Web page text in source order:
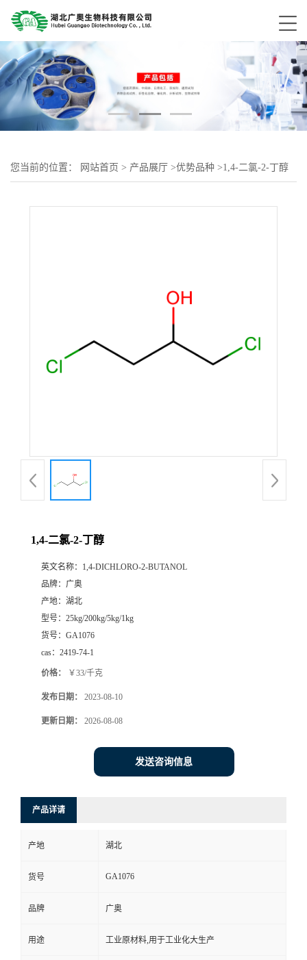
您当前的位置： 网站首页 > 产品展厅 >优势品种 >1,4-二氯-2-丁醇
1,4-二氯-2-丁醇
英文名称： 1,4-DICHLORO-2-BUTANOL
品牌： 广奥
产地： 湖北
型号： 25kg/200kg/5kg/1kg
货号： GA1076
cas： 2419-74-1
价格： ￥33/千克
发布日期： 2023-08-10
更新日期： 2026-08-08
发送咨询信息
产品详请
产地 湖北
货号 GA1076
品牌 广奥
用途 工业原材料,用于工业化大生产